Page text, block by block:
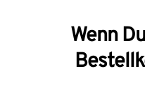
Wenn